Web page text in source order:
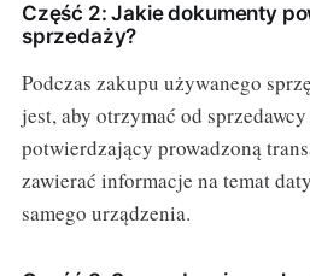
Część 2: Jakie dokumenty
sprzedaży?
Podczas zakupu używanego
jest, aby otrzymać od
potwierdzający prowadzoną
zawierać informacje na temat
samego urządzenia.